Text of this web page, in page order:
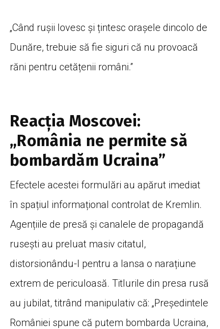
„Când rușii lovesc și țintesc orașele dincolo de
Dunăre, trebuie să fie siguri că nu provoacă
răni pentru cetățenii români.”
Reacția Moscovei:
„România ne permite să
bombardăm Ucraina”
Efectele acestei formulări au apărut imediat
în spațiul informațional controlat de Kremlin.
Agențiile de presă și canalele de propagandă
rusești au preluat masiv citatul,
distorsionându-l pentru a lansa o narațiune
extrem de periculoasă. Titlurile din presa rusă
au jubilat, titrând manipulativ că: „Președintele
României spune că putem bombarda Ucraina,